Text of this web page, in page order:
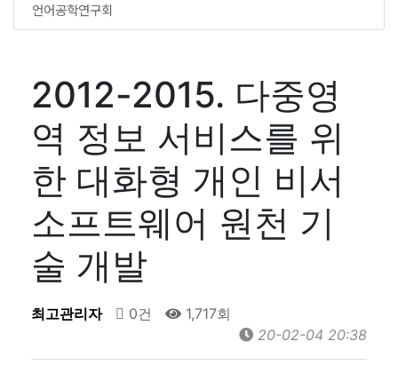
언어공학연구회
2012-2015. 다중영
역 정보 서비스를 위
한 대화형 개인 비서
소프트웨어 원천 기
술 개발
최고관리자 0건
1,717회
20-02-04 20:38